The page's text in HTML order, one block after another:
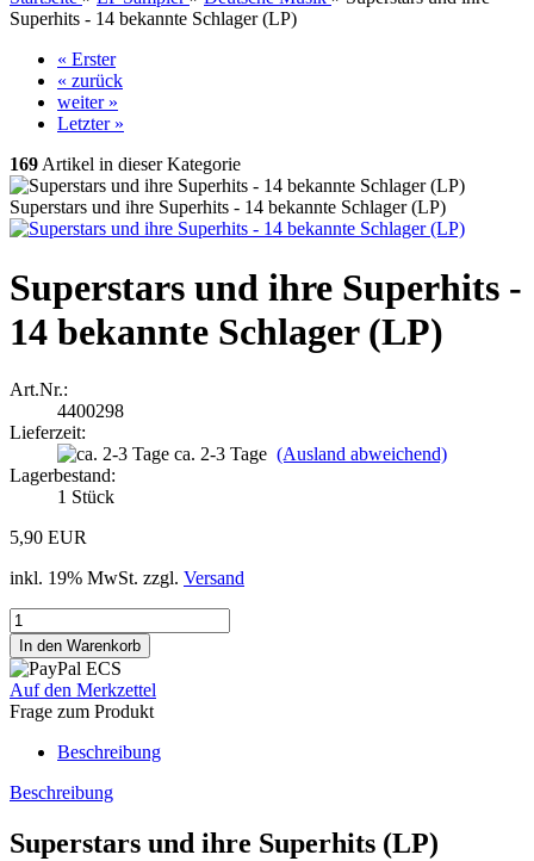
Superhits - 14 bekannte Schlager (LP)
« Erster
« zurück
weiter »
Letzter »
169Artikel in dieser Kategorie
Superstars und ihre Superhits - 14 bekannte Schlager (LP)
Superstars und ihre Superhits -
14 bekannte Schlager (LP)
Art.Nr.:
4400298
Lieferzeit:
ca. 2-3 Tage (Ausland abweichend)
Lagerbestand:
1 Stück
5,90 EUR
inkl. 19% MwSt. zzgl. Versand
Auf den Merkzettel
Frage zum Produkt
Beschreibung
Beschreibung
Superstars und ihre Superhits (LP)